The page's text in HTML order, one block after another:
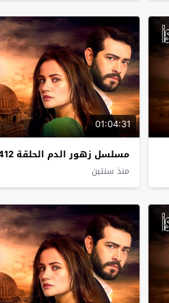
01:04:31
مسلسل زهور الدم الحلقة 412
منذ سنتين